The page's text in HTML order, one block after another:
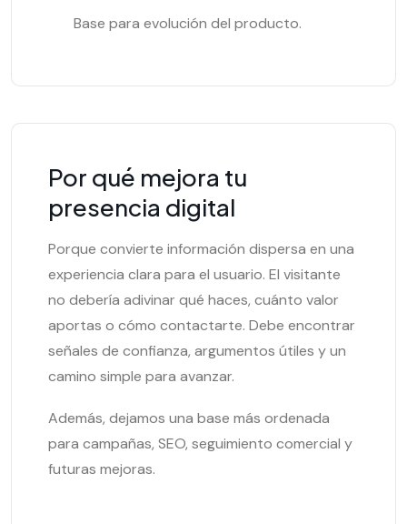
Base para evolución del producto.
Por qué mejora tu
presencia digital
Porque convierte información dispersa en una
experiencia clara para el usuario. El visitante
no debería adivinar qué haces, cuánto valor
aportas o cómo contactarte. Debe encontrar
señales de confianza, argumentos útiles y un
camino simple para avanzar.
Además, dejamos una base más ordenada
para campañas, SEO, seguimiento comercial y
futuras mejoras.